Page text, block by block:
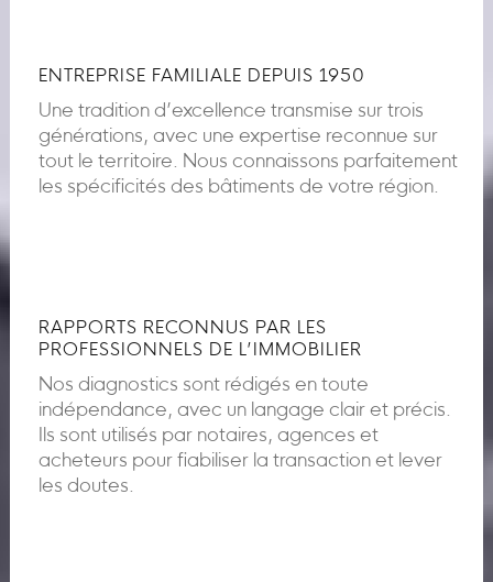
ENTREPRISE FAMILIALE DEPUIS 1950
Une tradition d’excellence transmise sur trois
générations, avec une expertise reconnue sur
tout le territoire. Nous connaissons parfaitement
les spécificités des bâtiments de votre région.
RAPPORTS RECONNUS PAR LES
PROFESSIONNELS DE L’IMMOBILIER
Nos diagnostics sont rédigés en toute
indépendance, avec un langage clair et précis.
Ils sont utilisés par notaires, agences et
acheteurs pour fiabiliser la transaction et lever
les doutes.